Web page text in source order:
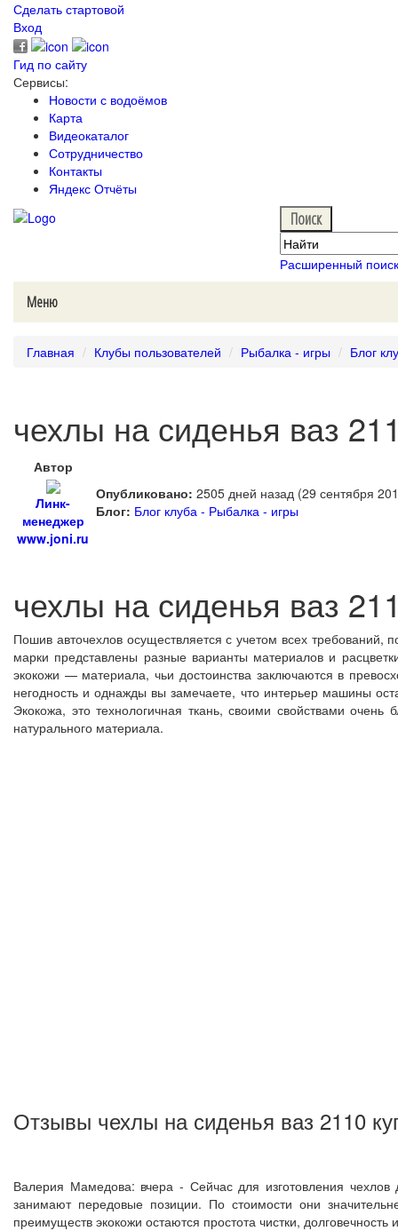
Сделать стартовой
Вход
Гид по сайту
Сервисы:
Новости с водоёмов
Карта
Видеокаталог
Сотрудничество
Контакты
Яндекс Отчёты
Расширенный поиск
Меню
Главная Клубы пользователей Рыбалка - игры Блог
чехлы на сиденья ваз
Автор
Линк-
менеджер
www.joni.ru
Опубликовано: 2505 дней назад (29 сентября
Блог: Блог клуба - Рыбалка - игры
чехлы на сиденья ваз
Пошив авточехлов осуществляется с учетом всех
марки представлены разные варианты материалов и
экокожи — материала, чьи достоинства заключаются в
негодность и однажды вы замечаете, что интерьер машины
Экокожа, это технологичная ткань, своими свойствами
натурального материала.
Отзывы чехлы на сиденья ваз 2110
Валерия Мамедова: вчера - Сейчас для изготовления
занимают передовые позиции. По стоимости они
преимуществ экокожи остаются простота чистки,